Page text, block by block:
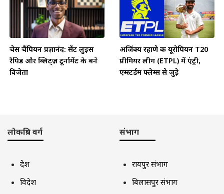
चेस चैंपियन प्रज्ञानंद: सेंट लुइस
रैपिड और ब्लिट्ज़ टूर्नामेंट के बने
विजेता
अजिंक्य रहाणे की यूरोपियन T20
प्रीमियर लीग (ETPL) में एंट्री,
एम्स्टर्डम फ्लेम्स से जुड़े
लोकप्रिय वर्ग
देश
विदेश
संभाग
रायपुर संभाग
बिलासपुर संभाग